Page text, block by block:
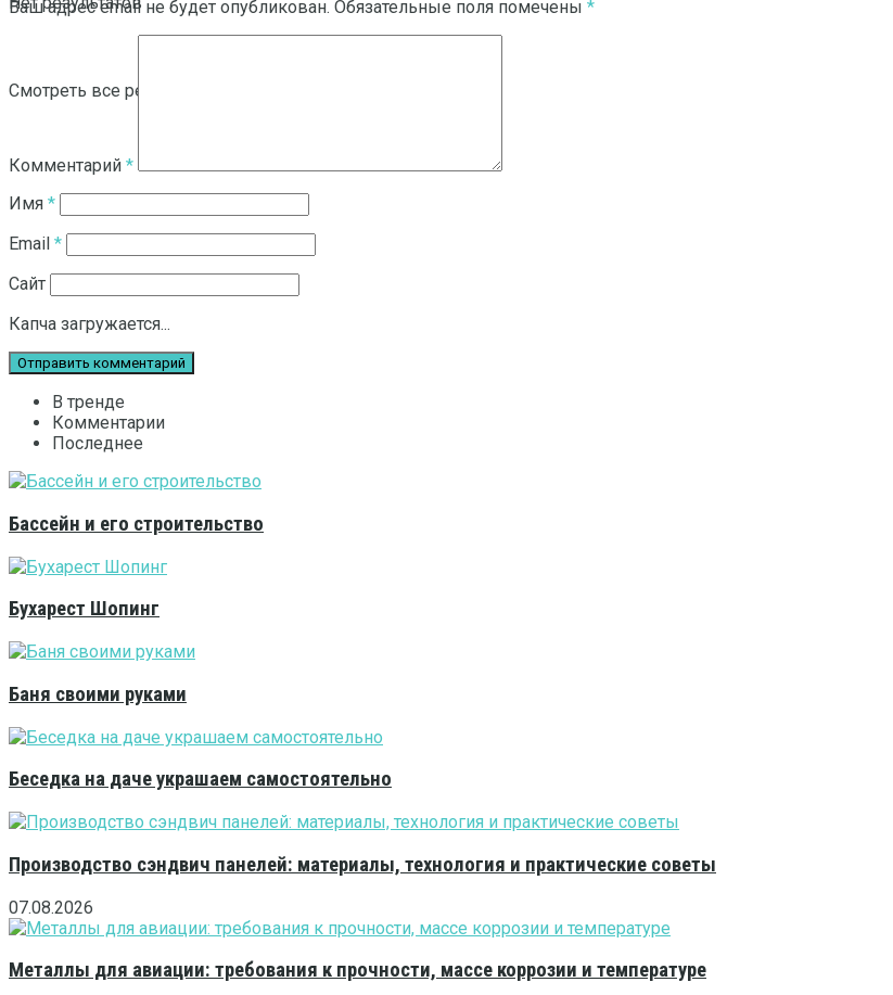
Смотреть все результаты
Ваш адрес email не будет опубликован. Обязательные поля помечены *
Комментарий *
Имя *
Email *
Сайт
Капча загружается...
В тренде
Комментарии
Последнее
Бассейн и его строительство
Бухарест Шопинг
Баня своими руками
Беседка на даче украшаем самостоятельно
Производство сэндвич панелей: материалы, технология и практические советы
07.08.2026
Металлы для авиации: требования к прочности, массе коррозии и температуре